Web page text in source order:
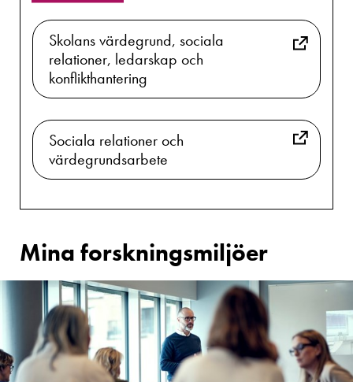
Skolans värdegrund, sociala
relationer, ledarskap och
konflikthantering
Sociala relationer och
värdegrundsarbete
Mina forskningsmiljöer